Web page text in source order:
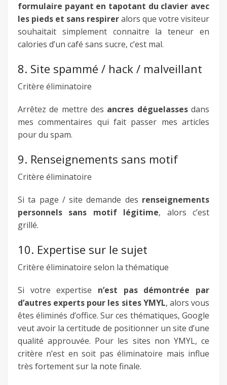
formulaire payant en tapotant du clavier avec
les pieds et sans respireralors que votre visiteur
souhaitait simplement connaitre la teneur en
calories d’un café sans sucre, c’est mal.
8. Site spammé / hack / malveillant
Critère éliminatoire
Arrêtez de mettre des ancres déguelassesdans
mes commentaires qui fait passer mes articles
pour du spam.
9. Renseignements sans motif
Critère éliminatoire
Si ta page / site demande des renseignements
personnels sans motif légitime, alors c’est
grillé.
10. Expertise sur le sujet
Critère éliminatoire selon la thématique
Si votre expertise n’est pas démontrée par
d’autres experts pour les sites YMYL, alors vous
êtes éliminés d’office. Sur ces thématiques, Google
veut avoir la certitude de positionner un site d’une
qualité approuvée. Pour les sites non YMYL, ce
critère n’est en soit pas éliminatoire mais influe
très fortement sur la note finale.